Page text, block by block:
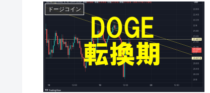
ドージコイン